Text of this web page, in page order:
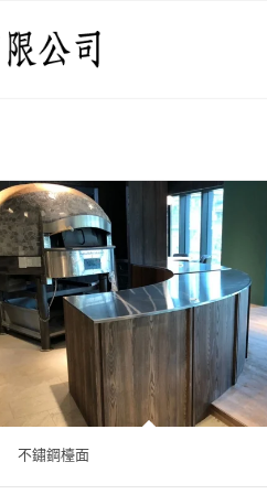
不鏽鋼檯面